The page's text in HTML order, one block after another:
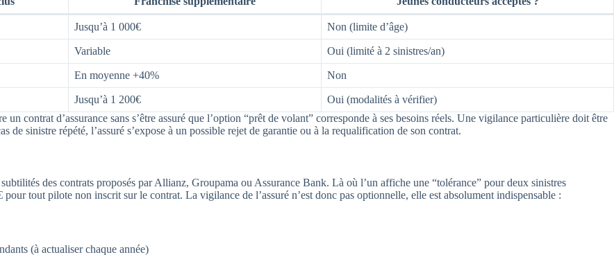
Jusqu’à 1 000€ Non (limite d’âge)
Variable Oui (limité à 2 sinistres/an)
En moyenne +40% Non
Jusqu’à 1 200€
Oui (modalités à vérifier)
contrat d’assurance sans s’être assuré que l’option “prêt de volant” corresponde à ses besoins réels. Une vigilance particulière doit être
de sinistre répété, l’assuré s’expose à un possible rejet de garantie ou à la requalification de son contrat.
des contrats proposés par Allianz, Groupama ou Assurance Bank. Là où l’un affiche une “tolérance” pour deux sinistres
tout pilote non inscrit sur le contrat. La vigilance de l’assuré n’est donc pas optionnelle, elle est absolument indispensable :
(à actualiser chaque année)